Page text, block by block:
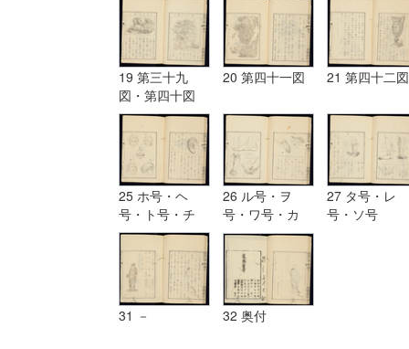
19 第三十九
図・第四十図
20 第四十一図 21 第四十二図
25 ホ号・ヘ
号・ト号・チ
号・リ号・ヌ号
26 ル号・ヲ
号・ワ号・カ
号・ヨ号
27 タ号・レ
号・ソ号
31 － 32 奥付